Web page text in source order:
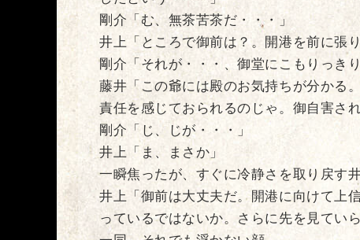
剛介「む、無茶苦茶だ・・・」
井上「ところで御前は？。開港を前に張
剛介「それが・・・、御堂にこもりっきり
藤井「この爺には殿のお気持ちが分かる
責任を感じておられるのじゃ。御自害さ
剛介「じ、じが・・・」
井上「ま、まさか」
一瞬焦ったが、すぐに冷静さを取り戻す井
井上「御前は大丈夫だ。開港に向けて上
っているではないか。さらに先を見てい